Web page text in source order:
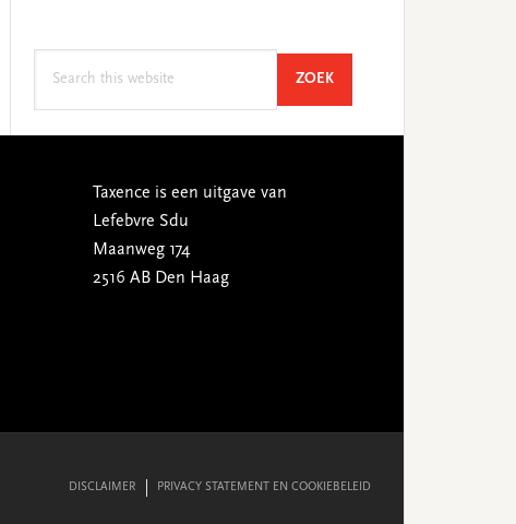
ZOEKSEARCH
Taxence is een uitgave van
Lefebvre Sdu
Maanweg 174
2516 AB Den Haag
DISCLAIMER PRIVACY STATEMENT EN COOKIEBELEID